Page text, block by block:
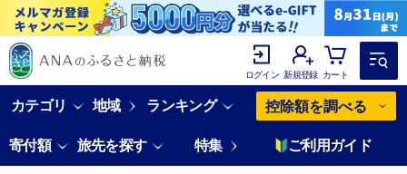
ログイン 新規登録 カート
カテゴリ 地域 ランキング 控除額を調べる
寄付額 旅先を探す 特集 ご利用ガイド